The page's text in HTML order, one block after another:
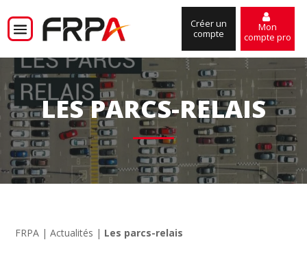
Créer un
compte
Mon
compte pro
LES PARCS-RELAIS
FRPA |Actualités | Les parcs-relais